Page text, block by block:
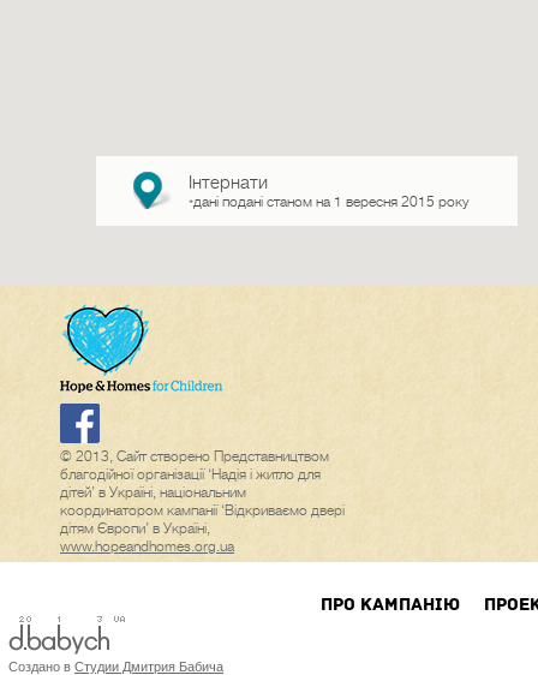
Інтернати
*дані подані станом на 1 вересня 2015 року
© 2013, Сайт створено Представництвом
благодійної організації ‘Надія і житло для
дітей’ в Україні, національним
координатором кампанії ‘Відкриваємо двері
дітям Європи’ в Україні,
www.hopeandhomes.org.ua
ПРО КАМПАНIЮ
Создано в Студии Дмитрия Бабича